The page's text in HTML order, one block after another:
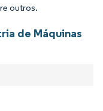
outros.
de Máquinas